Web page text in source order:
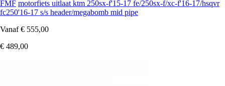
FMF motorfiets uitlaat ktm 250sx-f'15-17 fe/250sx-f/xc-f'16-17/hsqvr
fc250'16-17 s/s header/megabomb mid pipe
Vanaf € 555,00
€ 489,00